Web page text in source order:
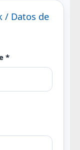
/ Datos de
*